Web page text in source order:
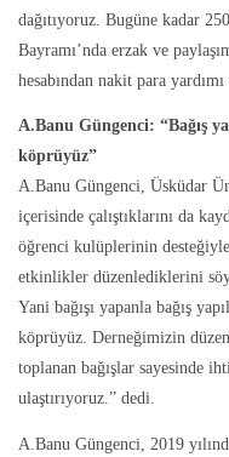
dağıtıyoruz. Bugüne kadar
Bayramı’nda erzak ve
hesabından nakit para
A.Banu Güngenci: “Bağış
köprüyüz”
A.Banu Güngenci, Üsküdar
içerisinde çalıştıklarını da
öğrenci kulüplerinin
etkinlikler düzenlediklerini
Yani bağışı yapanla bağış
köprüyüz. Derneğimizin
toplanan bağışlar sayesinde
ulaştırıyoruz.” dedi.
A.Banu Güngenci, 2019